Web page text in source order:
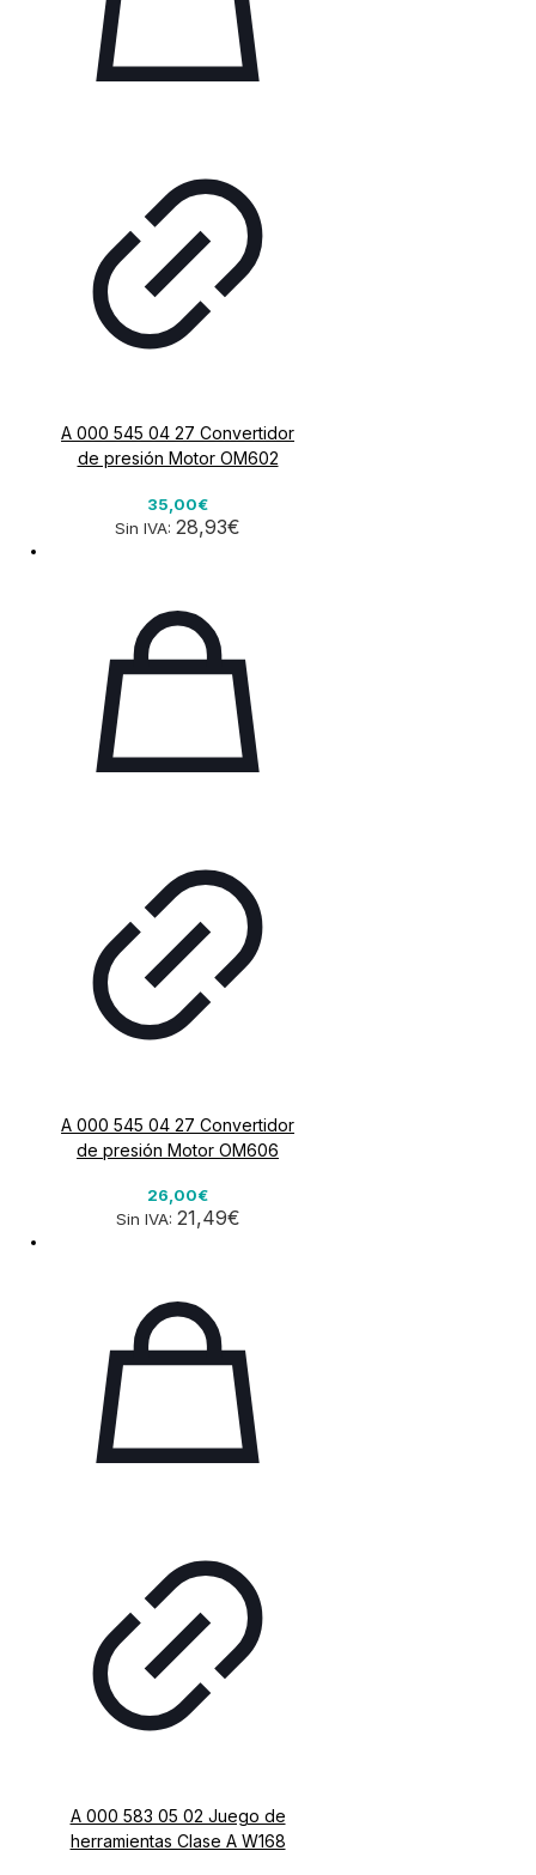
A 000 545 04 27 Convertidor
de presión Motor OM602
35,00€
Sin IVA:28,93€
A 000 545 04 27 Convertidor
de presión Motor OM606
26,00€
Sin IVA: 21,49€
A 000 583 05 02 Juego de
herramientas Clase A W168